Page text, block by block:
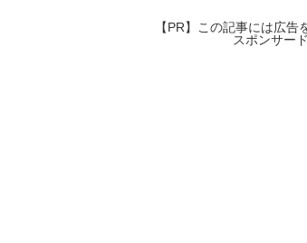
【PR】この記事には広告
スポンサー